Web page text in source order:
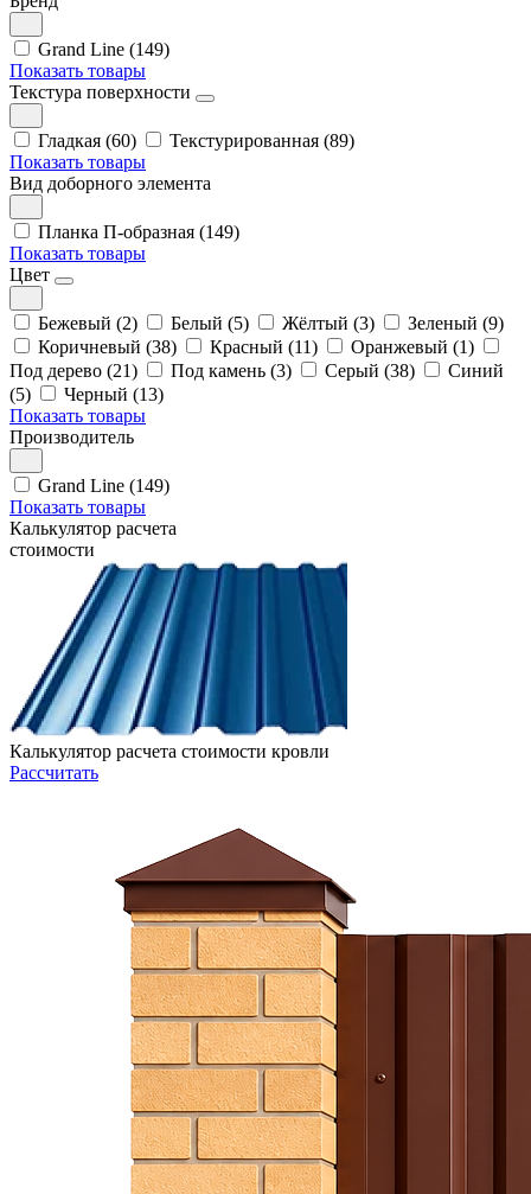
Grand Line (149)
Показать товары
Текстура поверхности
Гладкая (60)
Текстурированная (89)
Показать товары
Вид доборного элемента
Планка П-образная (149)
Показать товары
Цвет
Бежевый (2) Белый (5) Жёлтый (3)
Зеленый (9)
Коричневый (38)
Красный (11)
Оранжевый (1)
Под дерево (21)
Под камень (3) Серый (38)
Синий
(5)
Черный (13)
Показать товары
Производитель
Grand Line (149)
Показать товары
Калькулятор расчета
стоимости
Калькулятор расчета стоимости кровли
Рассчитать